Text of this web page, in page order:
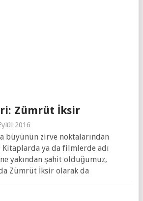
Zümrüt İksir
2016
büyünün zirve noktalarından
Kitaplarda ya da filmlerde adı
yakından şahit olduğumuz,
da Zümrüt İksir olarak da